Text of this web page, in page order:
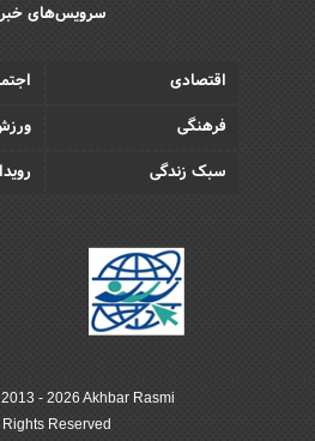
سرویس‌های
اقتصادی
فرهنگی
سبک زندگی
- 2026 Akhbar Rasmi
Reserved